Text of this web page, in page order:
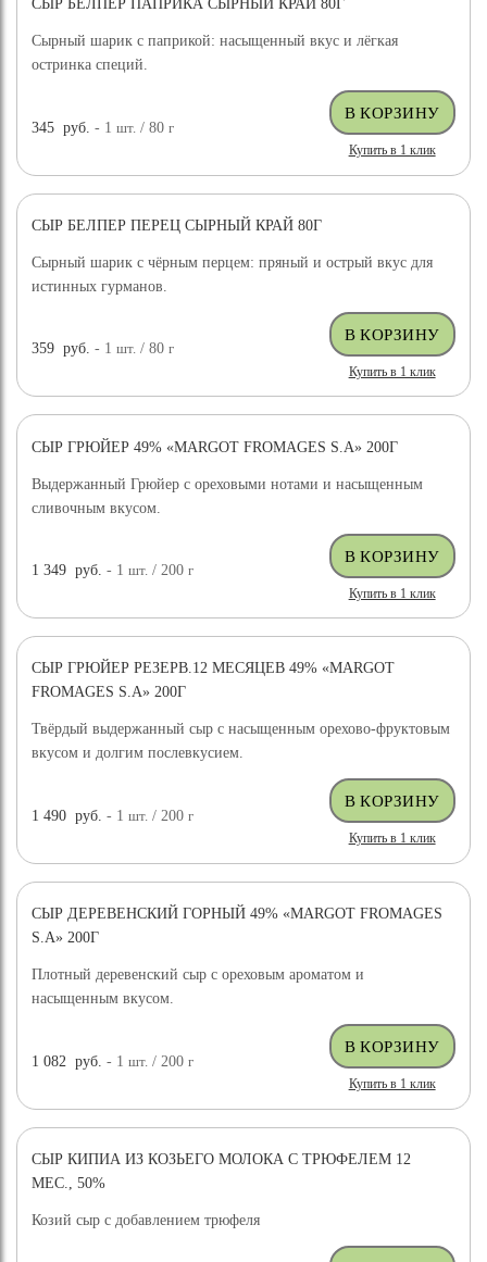
СЫР БЕЛПЕР ПАПРИКА СЫРНЫЙ КРАЙ 80Г
Сырный шарик с паприкой: насыщенный вкус и лёгкая
остринка специй.
345 руб. - 1шт. / 80г
Купить в 1 клик
СЫР БЕЛПЕР ПЕРЕЦ СЫРНЫЙ КРАЙ 80Г
Сырный шарик с чёрным перцем: пряный и острый вкус для
истинных гурманов.
359 руб. - 1шт. / 80г
Купить в 1 клик
СЫР ГРЮЙЕР 49% «MARGOT FROMAGES S.A» 200Г
Выдержанный Грюйер с ореховыми нотами и насыщенным
сливочным вкусом.
1 349 руб. - 1шт. / 200г
Купить в 1 клик
СЫР ГРЮЙЕР РЕЗЕРВ.12 МЕСЯЦЕВ 49% «MARGOT
FROMAGES S.A» 200Г
Твёрдый выдержанный сыр с насыщенным орехово-фруктовым
вкусом и долгим послевкусием.
1 490 руб. - 1шт. / 200г
Купить в 1 клик
СЫР ДЕРЕВЕНСКИЙ ГОРНЫЙ 49% «MARGOT FROMAGES
S.A» 200Г
Плотный деревенский сыр с ореховым ароматом и
насыщенным вкусом.
1 082 руб. - 1шт. / 200г
Купить в 1 клик
СЫР КИПИА ИЗ КОЗЬЕГО МОЛОКА С ТРЮФЕЛЕМ 12
МЕС., 50%
Козий сыр с добавлением трюфеля